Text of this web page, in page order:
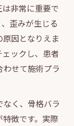
非常に重要で
歪みが生じる
因となりえま
ックし、患者
せて施術プラ
く、骨格バラ
徴です。実際